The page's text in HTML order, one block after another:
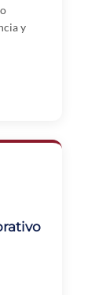
y